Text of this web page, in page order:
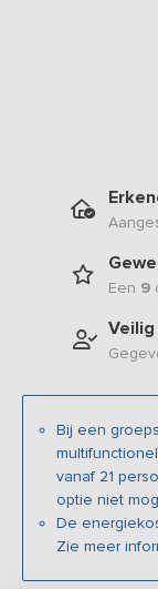
Een 9
Bij een
vanaf 21
optie niet
De
Zie meer